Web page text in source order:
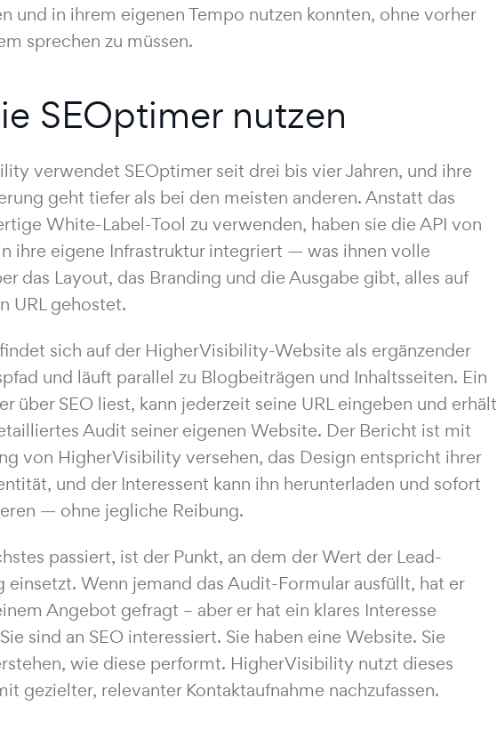
und in ihrem eigenen Tempo nutzen konnten, ohne vorher
sprechen zu müssen.
SEOptimer nutzen
verwendet SEOptimer seit drei bis vier Jahren, und ihre
geht tiefer als bei den meisten anderen. Anstatt das
White-Label-Tool zu verwenden, haben sie die API von
ihre eigene Infrastruktur integriert — was ihnen volle
das Layout, das Branding und die Ausgabe gibt, alles auf
URL gehostet.
sich auf der HigherVisibility-Website als ergänzender
und läuft parallel zu Blogbeiträgen und Inhaltsseiten. Ein
über SEO liest, kann jederzeit seine URL eingeben und erhält
Audit seiner eigenen Website. Der Bericht ist mit
von HigherVisibility versehen, das Design entspricht ihrer
und der Interessent kann ihn herunterladen und sofort
— ohne jegliche Reibung.
passiert, ist der Punkt, an dem der Wert der Lead-
einsetzt. Wenn jemand das Audit-Formular ausfüllt, hat er
Angebot gefragt – aber er hat ein klares Interesse
sind an SEO interessiert. Sie haben eine Website. Sie
wie diese performt. HigherVisibility nutzt dieses
gezielter, relevanter Kontaktaufnahme nachzufassen.